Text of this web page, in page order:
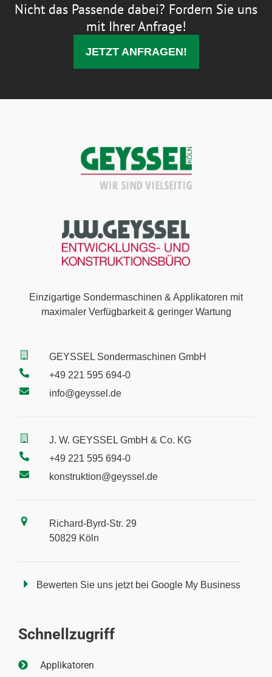
Nicht das Passende dabei? Fordern Sie uns
mit Ihrer Anfrage!
JETZT ANFRAGEN!
Einzigartige Sondermaschinen & Applikatoren mit
maximaler Verfügbarkeit & geringer Wartung
GEYSSEL Sondermaschinen GmbH
+49 221 595 694-0
info@geyssel.de
J. W. GEYSSEL GmbH & Co. KG
+49 221 595 694-0
konstruktion@geyssel.de
Richard-Byrd-Str. 29
50829 Köln
Bewerten Sie uns jetzt bei Google My Business
Schnellzugriff
Applikatoren